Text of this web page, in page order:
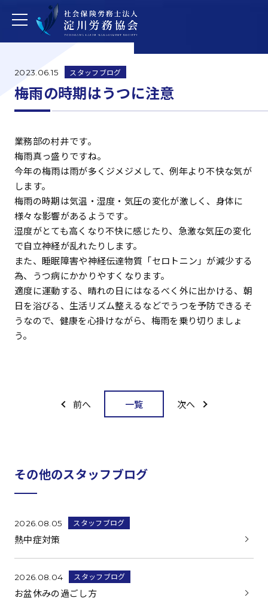
2023.06.15 スタッフブログ
梅雨の時期はうつに注意
業務部の村井です。
梅雨真っ盛りですね。
今年の梅雨は雨が多くジメジメして、例年より不快な気が
します。
梅雨の時期は気温・湿度・気圧の変化が激しく、身体に
様々な影響があるようです。
湿度がとても高くなり不快に感じたり、急激な気圧の変化
で自立神経が乱れたりします。
また、睡眠障害や神経伝達物質「セロトニン」が減少する
為、うつ病にかかりやすくなります。
適度に運動する、晴れの日にはなるべく外に出かける、朝
日を浴びる、生活リズム整えるなどでうつを予防できるそ
うなので、健康を心掛けながら、梅雨を乗り切りましょ
う。
前へ 一覧 次へ
その他のスタッフブログ
2026.08.05 スタッフブログ
熱中症対策
2026.08.04 スタッフブログ
お盆休みの過ごし方